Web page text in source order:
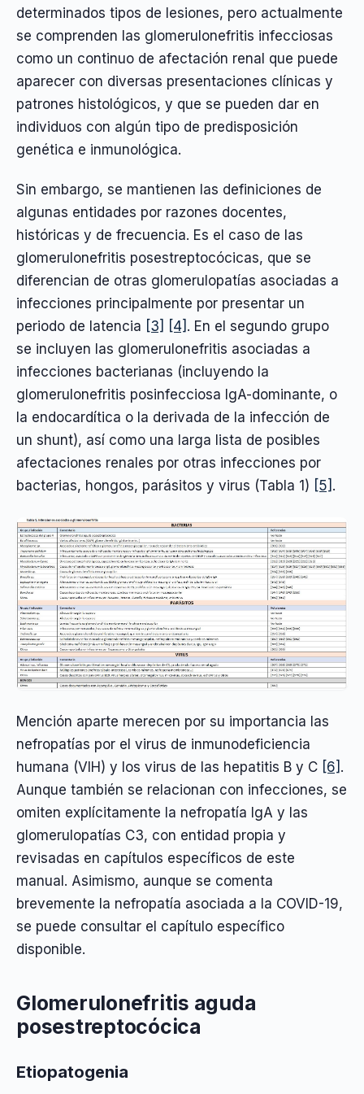
determinados tipos de lesiones, pero actualmente
se comprenden las glomerulonefritis infecciosas
como un continuo de afectación renal que puede
aparecer con diversas presentaciones clínicas y
patrones histológicos, y que se pueden dar en
individuos con algún tipo de predisposición
genética e inmunológica.
Sin embargo, se mantienen las definiciones de
algunas entidades por razones docentes,
históricas y de frecuencia. Es el caso de las
glomerulonefritis posestreptocócicas, que se
diferencian de otras glomerulopatías asociadas a
infecciones principalmente por presentar un
periodo de latencia [3] [4] . En el segundo grupo
se incluyen las glomerulonefritis asociadas a
infecciones bacterianas (incluyendo la
glomerulonefritis posinfecciosa IgA-dominante, o
la endocardítica o la derivada de la infección de
un shunt), así como una larga lista de posibles
afectaciones renales por otras infecciones por
bacterias, hongos, parásitos y virus (Tabla 1) [5] .
Mención aparte merecen por su importancia las
nefropatías por el virus de inmunodeficiencia
humana (VIH) y los virus de las hepatitis B y C [6] .
Aunque también se relacionan con infecciones, se
omiten explícitamente la nefropatía IgA y las
glomerulopatías C3, con entidad propia y
revisadas en capítulos específicos de este
manual. Asimismo, aunque se comenta
brevemente la nefropatía asociada a la COVID-19,
se puede consultar el capítulo específico
disponible.
Glomerulonefritis aguda
posestreptocócica
Etiopatogenia